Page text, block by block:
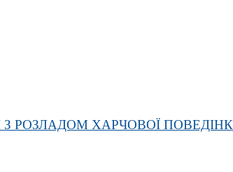
РОЗЛАДОМ ХАРЧОВОЇ